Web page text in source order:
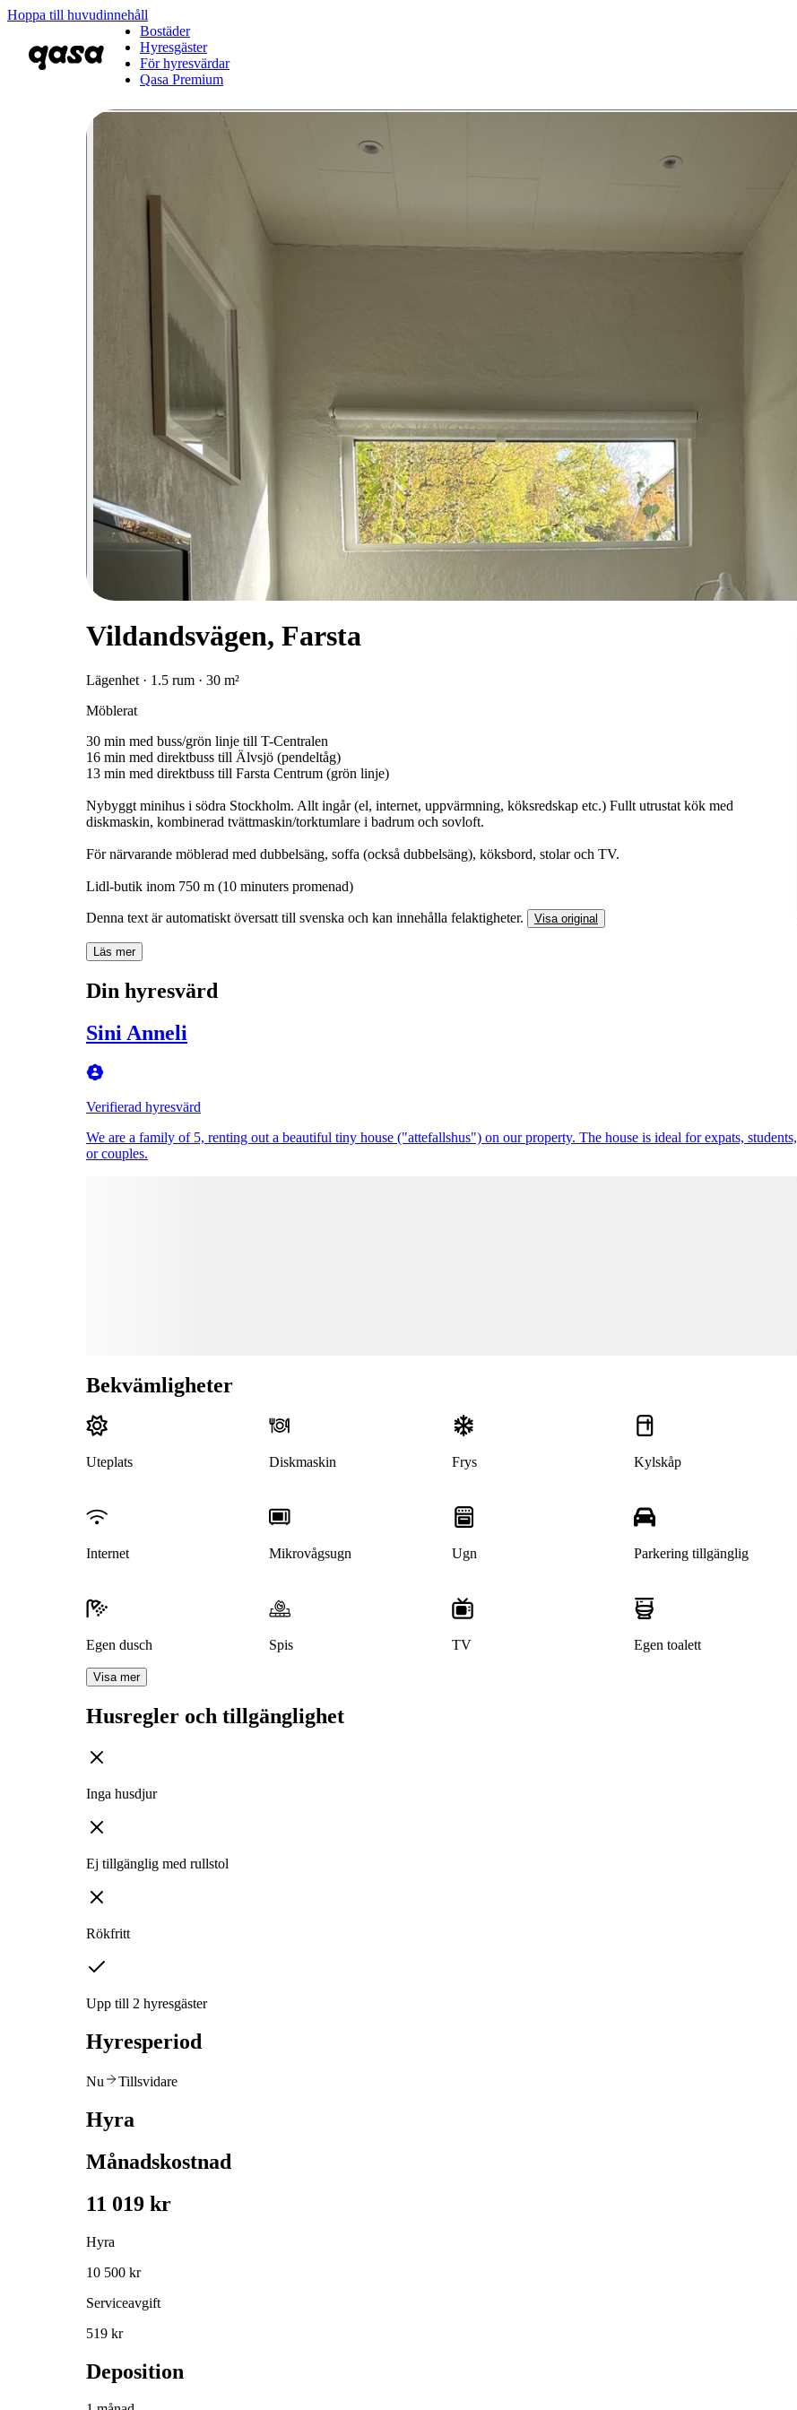
Hoppa till huvudinnehåll
Bostäder
Hyresgäster
För hyresvärdar
Qasa Premium
Vildandsvägen, Farsta
Lägenhet · 1.5 rum · 30 m²
Möblerat
30 min med buss/grön linje till T-Centralen
16 min med direktbuss till Älvsjö (pendeltåg)
13 min med direktbuss till Farsta Centrum (grön linje)
Nybyggt minihus i södra Stockholm. Allt ingår (el, internet, uppvärmning, köksredskap etc.) Fullt utrustat kök med
diskmaskin, kombinerad tvättmaskin/torktumlare i badrum och sovloft.
För närvarande möblerad med dubbelsäng, soffa (också dubbelsäng), köksbord, stolar och TV.
Lidl-butik inom 750 m (10 minuters promenad)
Denna text är automatiskt översatt till svenska och kan innehålla felaktigheter. Visa original
Läs mer
Din hyresvärd
Sini Anneli
Verifierad hyresvärd
We are a family of 5, renting out a beautiful tiny house ("attefallshus") on our property. The house is ideal for expats, students,
or couples.
Bekvämligheter
Uteplats Diskmaskin Frys Kylskåp
Internet Mikrovågsugn Ugn Parkering tillgänglig
Egen dusch Spis TV Egen toalett
Visa mer
Husregler och tillgänglighet
Inga husdjur
Ej tillgänglig med rullstol
Rökfritt
Upp till 2 hyresgäster
Hyresperiod
Nu Tillsvidare
Hyra
Månadskostnad
11 019 kr
Hyra
10 500 kr
Serviceavgift
519 kr
Deposition